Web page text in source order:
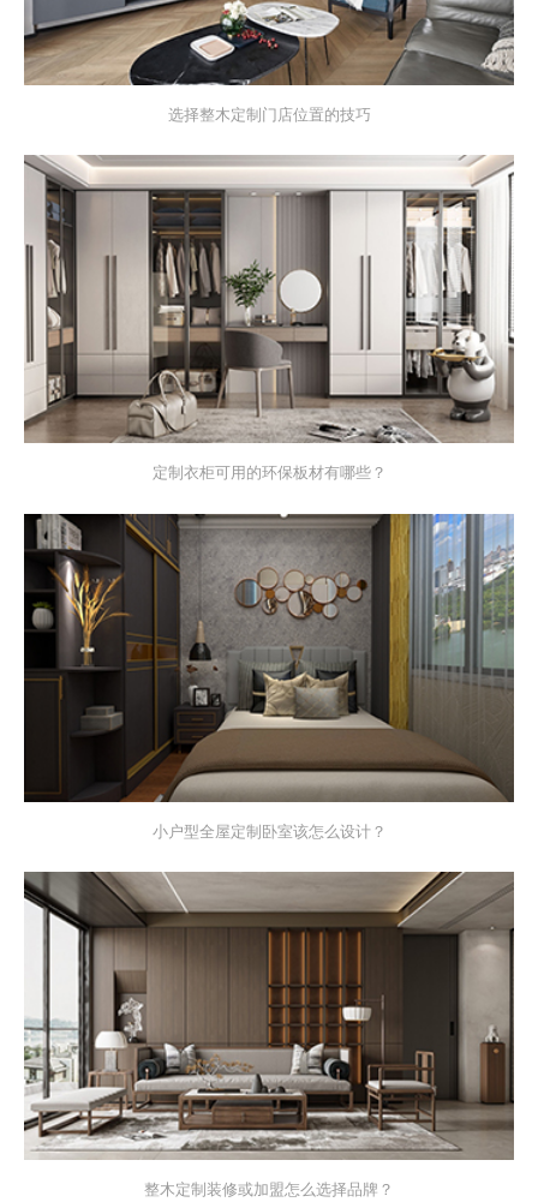
选择整木定制门店位置的技巧
定制衣柜可用的环保板材有哪些？
小户型全屋定制卧室该怎么设计？
整木定制装修或加盟怎么选择品牌？